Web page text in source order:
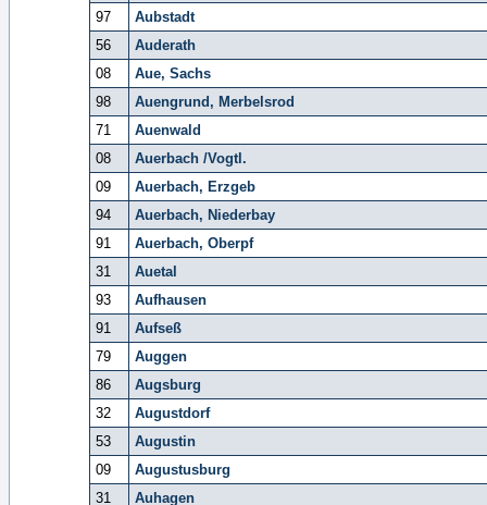
97
Aubstadt
56
Auderath
08
Aue, Sachs
98
Auengrund, Merbelsrod
71
Auenwald
08
Auerbach /Vogtl.
09
Auerbach, Erzgeb
94
Auerbach, Niederbay
91
Auerbach, Oberpf
31
Auetal
93
Aufhausen
91
Aufseß
79
Auggen
86
Augsburg
32
Augustdorf
53
Augustin
09
Augustusburg
31
Auhagen